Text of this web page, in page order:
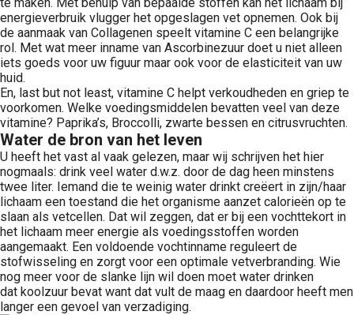
energieverbruik vlugger het opgeslagen vet opnemen. Ook bij
de aanmaak van Collagenen speelt vitamine C een belangrijke
rol. Met wat meer inname van Ascorbinezuur doet u niet alleen
iets goeds voor uw figuur maar ook voor de elasticiteit van uw
huid.
En, last but not least, vitamine C helpt verkoudheden en griep te
voorkomen. Welke voedingsmiddelen bevatten veel van deze
vitamine? Paprika’s, Broccolli, zwarte bessen en citrusvruchten.
Water de bron van het leven
U heeft het vast al vaak gelezen, maar wij schrijven het hier
nogmaals: drink veel water d.w.z. door de dag heen minstens
twee liter. Iemand die te weinig water drinkt creëert in zijn/haar
lichaam een toestand die het organisme aanzet calorieën op te
slaan als vetcellen. Dat wil zeggen, dat er bij een vochttekort in
het lichaam meer energie als voedingsstoffen worden
aangemaakt. Een voldoende vochtinname reguleert de
stofwisseling en zorgt voor een optimale vetverbranding. Wie
nog meer voor de slanke lijn wil doen moet water drinken
dat koolzuur bevat want dat vult de maag en daardoor heeft men
langer een gevoel van verzadiging.